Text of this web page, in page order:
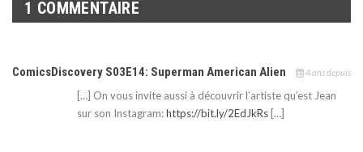
1 COMMENTAIRE
ComicsDiscovery S03E14: Superman American Alien 4 ans depuis
[…] On vous invite aussi à découvrir l’artiste qu’est Jean
sur son Instagram:https://bit.ly/2EdJkRs […]